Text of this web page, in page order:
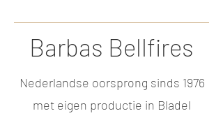
Barbas Bellfires
Nederlandse oorsprong sinds 1976
met eigen productie in Bladel